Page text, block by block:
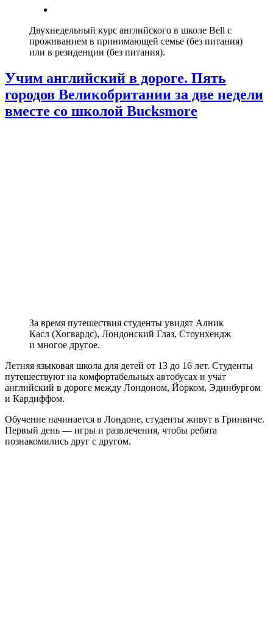
Двухнедельный курс английского в школе Bell с
проживанием в принимающей семье (без питания)
или в резиденции (без питания).
Учим английский в дороге. Пять
городов Великобритании за две недели
вместе со школой Bucksmore
За время путешествия студенты увидят Алник
Касл (Хогвардс), Лондонский Глаз, Стоунхендж
и многое другое.
Летняя языковая школа для детей от 13 до 16 лет. Студенты
путешествуют на комфортабельных автобусах и учат
английский в дороге между Лондоном, Йорком, Эдинбургом
и Кардиффом.
Обучение начинается в Лондоне, студенты живут в Гринвиче.
Первый день — игры и развлечения, чтобы ребята
познакомились друг с другом.